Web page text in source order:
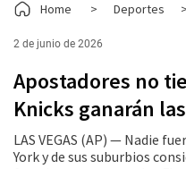
Home > Deportes >
2 de junio de 2026
Apostadores no
Knicks ganarán
LAS VEGAS (AP) — Nadie
York y de sus suburbios